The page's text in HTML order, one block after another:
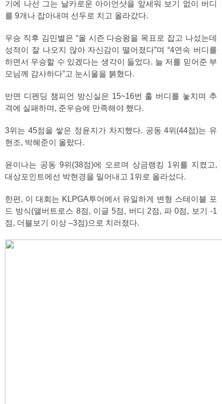
기에 나선 그는 날카로운 아이언샷을 앞세워 보기 없이 버디
를 9개나 잡아내며 선두로 치고 올라갔다.
우승 직후 김민별은 “올 시즌 다승왕을 목표로 잡고 나섰는데
성적이 잘 나오지 않아 자신감이 떨어졌다”며 “4연속 버디를
하면서 우승할 수 있겠다는 생각이 들었다. 늘 저를 믿어준 부
모님께 감사하다”고 눈시울을 붉혔다.
반면 디펜딩 챔피언 방신실은 15~16번 홀 버디를 놓치며 추
격에 실패하며, 준우승에 만족해야 했다.
3위는 45점을 쌓은 정윤지가 차지했다. 공동 4위(44점)는 유
현조, 박혜준이 올랐다.
윤이나는 공동 9위(38점)에 오르며 상금랭킹 1위를 지켰고,
대상포인트에선 박현경을 밀어내고 1위로 올라섰다.
한편, 이 대회는 KLPGA투어에서 유일하게 변형 스테이블 포
드 방식(앨버트로스 8점, 이글 5점, 버디 2점, 파 0점, 보기 -1
점, 더블보기 이상 –3점)으로 치러졌다.